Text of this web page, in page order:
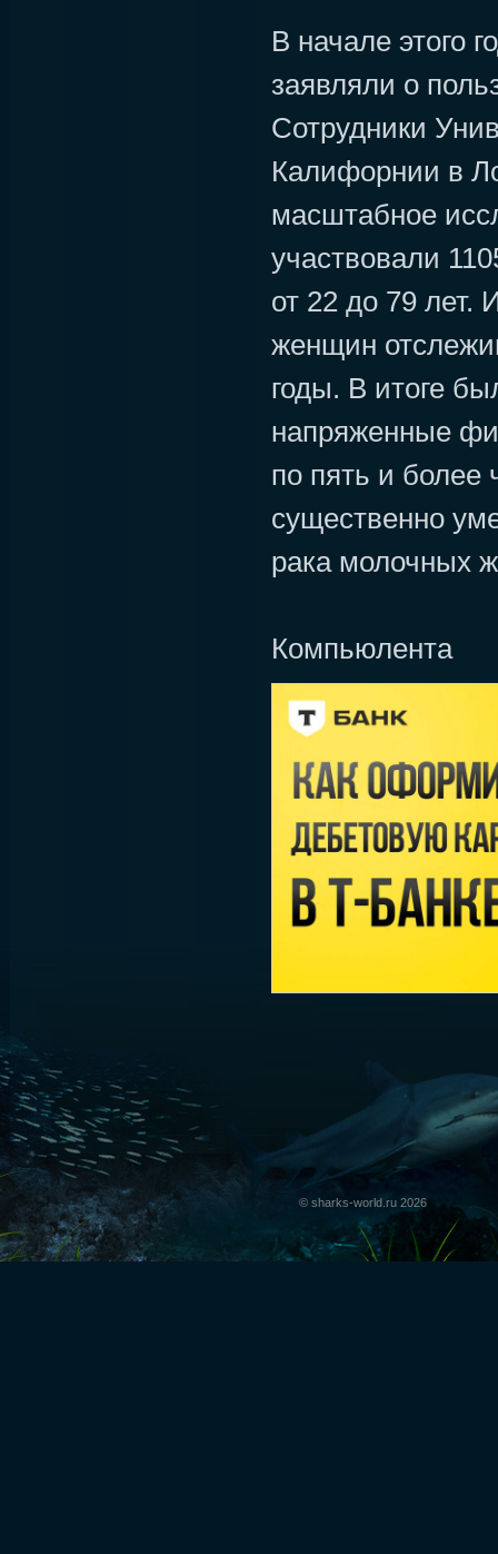
В начале этого
заявляли о
Сотрудники
Калифорнии в
масштабное
участвовали
от 22 до 79 лет.
женщин
годы. В итоге
напряженные
по пять и более
существенно
рака молочных
Компьюлента
© sharks-world.ru 2026